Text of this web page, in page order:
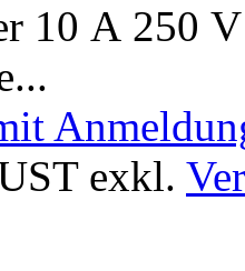
10 A 250
exkl.